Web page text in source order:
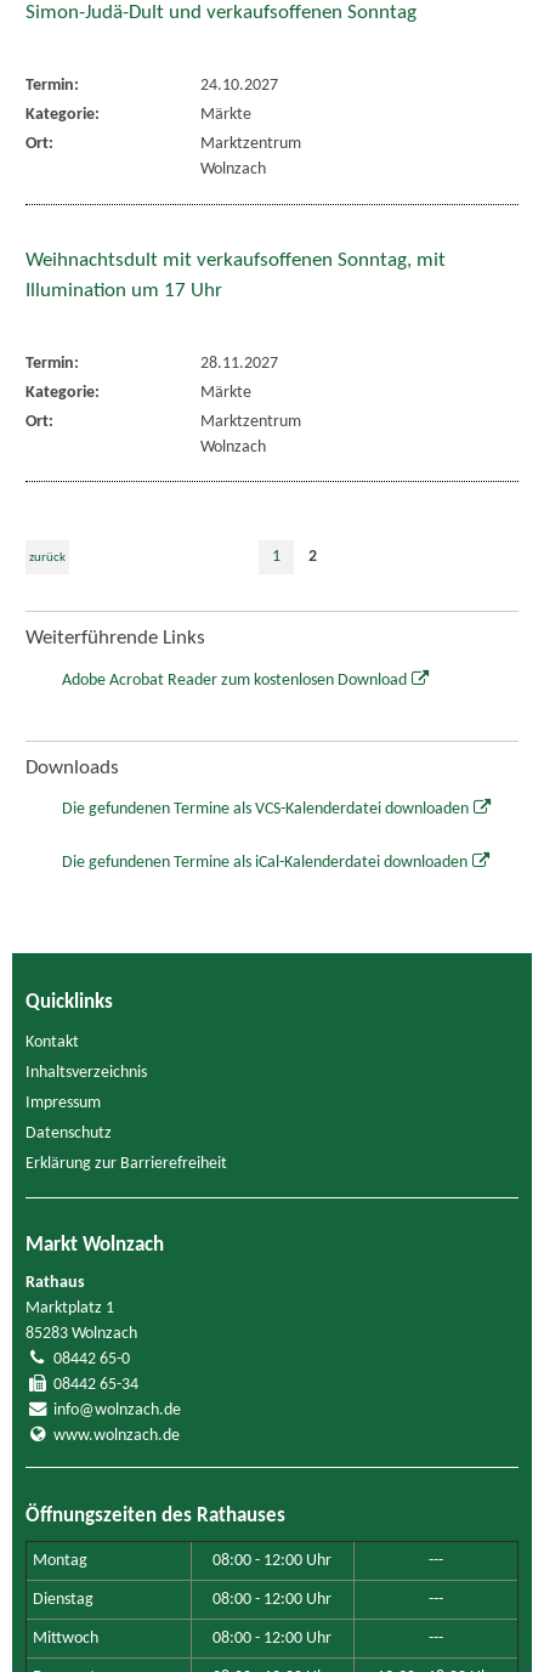
Simon-Judä-Dult und verkaufsoffenen Sonntag
Termin:
24.10.2027
Kategorie:
Märkte
Ort:
Marktzentrum
Wolnzach
Weihnachtsdult mit verkaufsoffenen Sonntag, mit
Illumination um 17 Uhr
Termin:
28.11.2027
Kategorie:
Märkte
Ort:
Marktzentrum
Wolnzach
zurück 1 2
Weiterführende Links
Adobe Acrobat Reader zum kostenlosen Download
Downloads
Die gefundenen Termine als VCS-Kalenderdatei downloaden
Die gefundenen Termine als iCal-Kalenderdatei downloaden
Quicklinks
Kontakt
Inhaltsverzeichnis
Impressum
Datenschutz
Erklärung zur Barrierefreiheit
Markt Wolnzach
Rathaus
Marktplatz 1
85283 Wolnzach
08442 65-0
08442 65-34
info@wolnzach.de
www.wolnzach.de
Öffnungszeiten des Rathauses
Montag 08:00 - 12:00 Uhr ---
Dienstag 08:00 - 12:00 Uhr ---
Mittwoch 08:00 - 12:00 Uhr ---